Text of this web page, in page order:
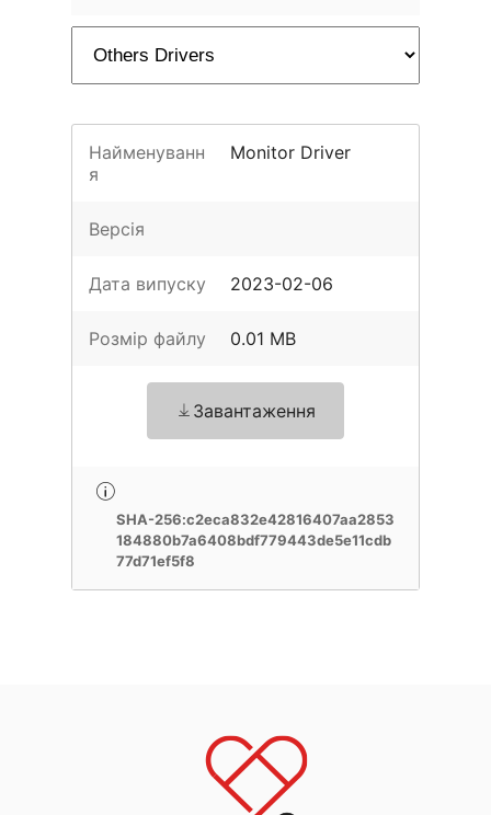
Найменуванн
я
Monitor Driver
Версія
Дата випуску 2023-02-06
Розмір файлу 0.01 MB
Завантаження
SHA-256:c2eca832e42816407aa2853
184880b7a6408bdf779443de5e11cdb
77d71ef5f8